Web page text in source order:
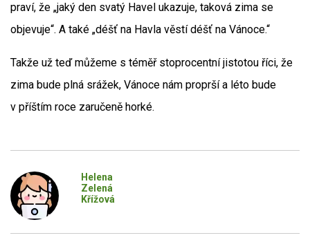
praví, že „jaký den svatý Havel ukazuje, taková zima se
objevuje“. A také „déšť na Havla věstí déšť na Vánoce.“
Takže už teď můžeme s téměř stoprocentní jistotou říci, že
zima bude plná srážek, Vánoce nám proprší a léto bude
v příštím roce zaručeně horké.
Helena
Zelená
Křížová